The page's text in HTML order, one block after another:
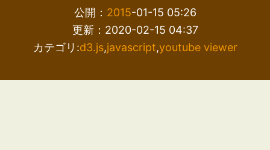
公開： 2015-01-15 05:26
更新：2020-02-15 04:37
カテゴリ:d3.js,javascript,youtube viewer